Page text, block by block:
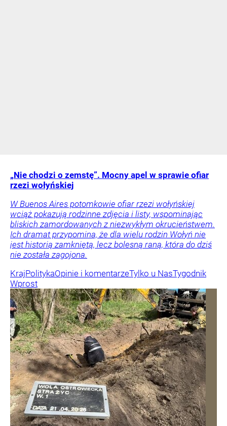
„Nie chodzi o zemstę”. Mocny apel w sprawie ofiar
rzezi wołyńskiej
W Buenos Aires potomkowie ofiar rzezi wołyńskiej
wciąż pokazują rodzinne zdjęcia i listy, wspominając
bliskich zamordowanych z niezwykłym okrucieństwem.
Ich dramat przypomina, że dla wielu rodzin Wołyń nie
jest historią zamkniętą, lecz bolesną raną, która do dziś
nie została zagojona.
KrajPolitykaOpinie i komentarzeTylko u NasTygodnik
Wprost